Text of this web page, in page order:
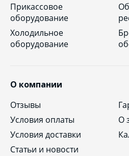
Прикассовое
оборудование
Холодильное
оборудование
О компании
Отзывы
Условия оплаты
О
Условия доставки
Статьи и новости